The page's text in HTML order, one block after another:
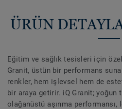
ÜRÜN
Eğitim ve sağlık tesisleri için
Granit, üstün bir performans
renkler, hem işlevsel hem de
bir araya getirir. iQ Granit; yoğun
olağanüstü aşınma performansı,